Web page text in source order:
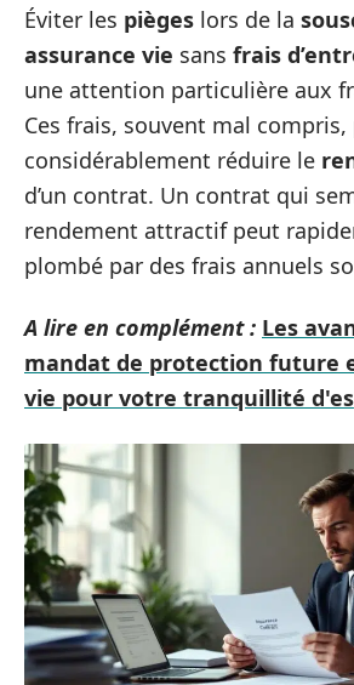
Éviter les pièges lors de la
assurance vie sans frais
une attention particulière aux
Ces frais, souvent mal compris,
considérablement réduire le
d’un contrat. Un contrat qui
rendement attractif peut
plombé par des frais annuels
A lire en complément : Les
mandat de protection future
vie pour votre tranquillité